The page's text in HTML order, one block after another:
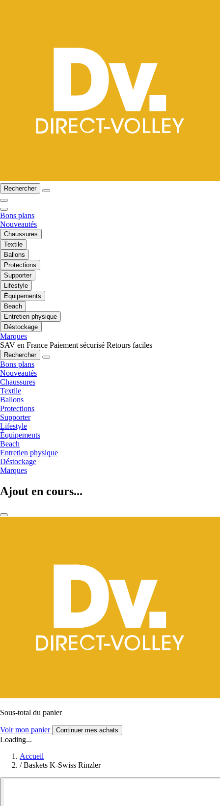
Rechercher
Bons plans
Nouveautés
Chaussures
Textile
Ballons
Protections
Supporter
Lifestyle
Équipements
Beach
Entretien physique
Déstockage
Marques
SAV en France Paiement sécurisé Retours faciles
Rechercher
Bons plans
Nouveautés
Chaussures
Textile
Ballons
Protections
Supporter
Lifestyle
Équipements
Beach
Entretien physique
Déstockage
Marques
Ajout en cours...
Sous-total du panier
Voir mon panier Continuer mes achats
Loading...
Accueil
/ Baskets K-Swiss Rinzler